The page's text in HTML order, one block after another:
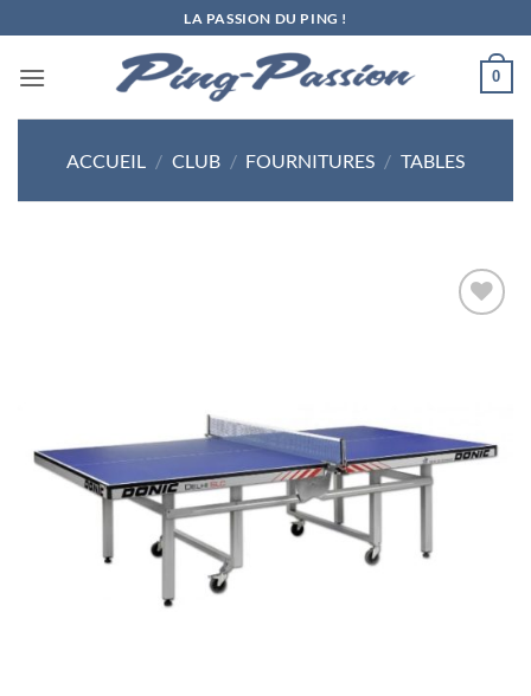
au
contenu
LA PASSION DU PING !
0
ACCUEIL / CLUB / FOURNITURES / TABLES